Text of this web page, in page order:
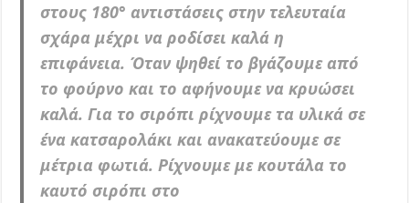
στους 180° αντιστάσεις στην τελευταία
σχάρα μέχρι να ροδίσει καλά η
επιφάνεια. Όταν ψηθεί το βγάζουμε από
το φούρνο και το αφήνουμε να κρυώσει
καλά. Για το σιρόπι ρίχνουμε τα υλικά σε
ένα κατσαρολάκι και ανακατεύουμε σε
μέτρια φωτιά. Ρίχνουμε με κουτάλα το
καυτό σιρόπι στο